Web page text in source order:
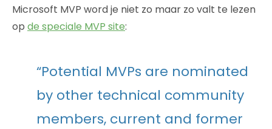
Microsoft MVP word je niet zo maar zo valt te lezen
op de speciale MVP site:
“Potential MVPs are nominated
by other technical community
members, current and former